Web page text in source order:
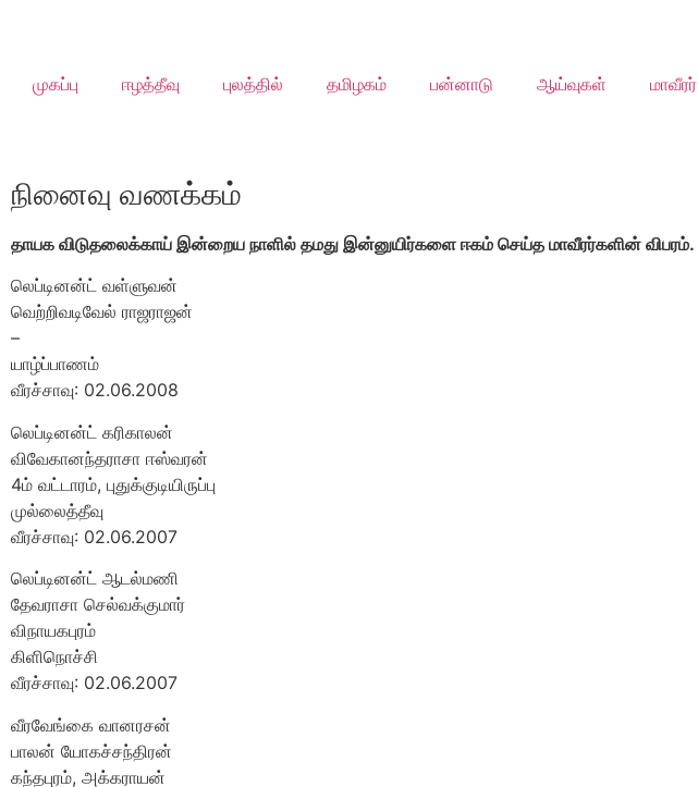
முகப்பு ஈழத்தீவு புலத்தில் தமிழகம் பன்னாடு ஆய்வுகள் மாவீரர்
நினைவு வணக்கம்
தாயக விடுதலைக்காய் இன்றைய நாளில் தமது இன்னுயிர்களை ஈகம் செய்த மாவீரர்களின் விபரம்.
லெப்டினன்ட் வள்ளுவன்
வெற்றிவடிவேல் ராஜராஜன்
–
யாழ்ப்பாணம்
வீரச்சாவு: 02.06.2008
லெப்டினன்ட் கரிகாலன்
விவேகானந்தராசா ஈஸ்வரன்
4ம் வட்டாரம், புதுக்குடியிருப்பு
முல்லைத்தீவு
வீரச்சாவு: 02.06.2007
லெப்டினன்ட் ஆடல்மணி
தேவராசா செல்வக்குமார்
விநாயகபுரம்
கிளிநொச்சி
வீரச்சாவு: 02.06.2007
வீரவேங்கை வானரசன்
பாலன் யோகச்சந்திரன்
கந்தபுரம், அக்கராயன்